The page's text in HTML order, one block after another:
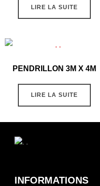
LIRE LA SUITE
PENDRILLON 3M X 4M
LIRE LA SUITE
INFORMATIONS